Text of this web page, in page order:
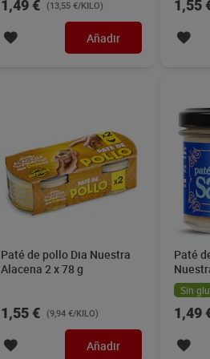
1,49 € (13,55 €/KILO)
Añadir
1,55
Paté de pollo Dia Nuestra
Alacena 2 x 78 g
1,55 € (9,94 €/KILO)
Añadir
Paté
Sin
1,49